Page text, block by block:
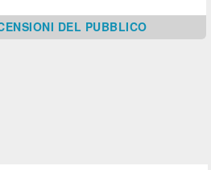
DEL PUBBLICO